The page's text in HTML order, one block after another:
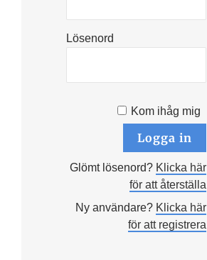
Lösenord
Kom ihåg mig
Glömt lösenord? Klicka här
för att återställa
Ny användare? Klicka här
för att registrera